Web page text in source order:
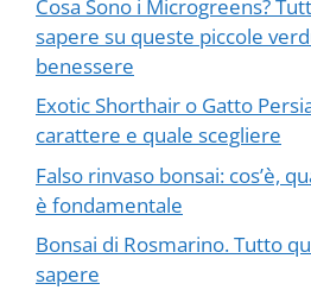
Cosa Sono i Microgreens?
sapere su queste piccole
benessere
Exotic Shorthair o Gatto
carattere e quale scegliere
Falso rinvaso bonsai: cos’è,
è fondamentale
Bonsai di Rosmarino. Tutto
sapere